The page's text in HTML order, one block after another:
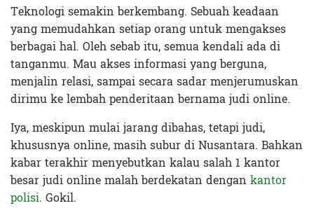
Teknologi semakin berkembang. Sebuah keadaan
yang memudahkan setiap orang untuk mengakses
berbagai hal. Oleh sebab itu, semua kendali ada di
tanganmu. Mau akses informasi yang berguna,
menjalin relasi, sampai secara sadar menjerumuskan
dirimu ke lembah penderitaan bernama judi online.
Iya, meskipun mulai jarang dibahas, tetapi judi,
khususnya online, masih subur di Nusantara. Bahkan
kabar terakhir menyebutkan kalau salah 1 kantor
besar judi online malah berdekatan dengan kantor
polisi. Gokil.